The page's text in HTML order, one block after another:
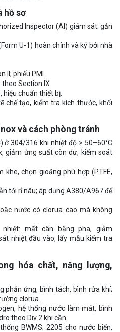
hồ sơ
Inspector (AI) giám sát; gắn
U-1) hoàn chỉnh và ký bởi nhà
II; phiếu PMI.
Section IX.
hiệu chuẩn thiết bị.
chế tạo, kiểm tra kích thước, khối
và cách phòng tránh
ở 304/316 khi nhiệt độ > 50–60°C
giảm ứng suất còn dư, kiểm soát
chọn gioăng phù hợp (PTFE,
tới rỉ nâu; áp dụng A380/A967 để
nước có clorua cao mà không
mất cân bằng pha, giảm
nhiệt đầu vào, lấy mẫu kiểm tra
hóa chất, năng lượng,
phản ứng, bình tách, bình rửa khí;
clorua.
hệ thống nước làm mát, bình
theo Div 2 khi cần.
BWMS; 2205 cho nước biển,